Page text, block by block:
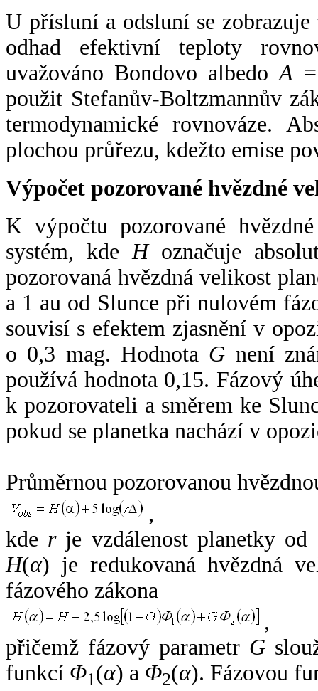
U přísluní a odsluní se
odhad efektivní teploty
uvažováno Bondovo albedoA
použit Stefanův-Boltzmannův
termodynamické rovnováze.
plochou průřezu, kdežto emise
Výpočet pozorované hvězdné
K výpočtu pozorované
systém, kde Hoznačuje
pozorovaná hvězdná velikost
a 1 au od Slunce při nulovém
souvisí s efektem zjasnění v
o 0,3 mag. Hodnota G není
používá hodnota 0,15. Fázový
k pozorovateli a směrem ke
pokud se planetka nachází v
Průměrnou pozorovanou
,
kde rje vzdálenost planetky od
H(α) je redukovaná hvězdná
fázového zákona
,
přičemž fázový parametr G
funkcí Φ1(α) a Φ2(α). Fázovou